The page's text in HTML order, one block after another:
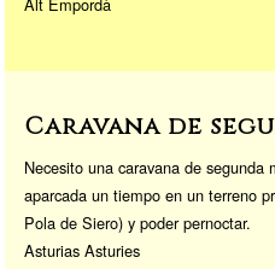
Caravana de
Necesito una caravana de
aparcada un tiempo en un terreno
Pola de Siero) y poder pernoctar.
Asturias Asturies